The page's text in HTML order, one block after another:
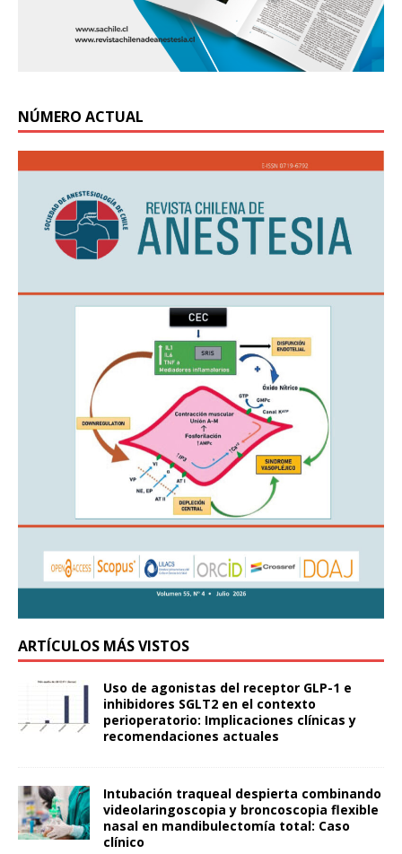
NÚMERO ACTUAL
ARTÍCULOS MÁS VISTOS
Uso de agonistas del receptor GLP-1 e
inhibidores SGLT2 en el contexto
perioperatorio: Implicaciones clínicas y
recomendaciones actuales
Intubación traqueal despierta combinando
videolaringoscopia y broncoscopia flexible
nasal en mandibulectomía total: Caso
clínico